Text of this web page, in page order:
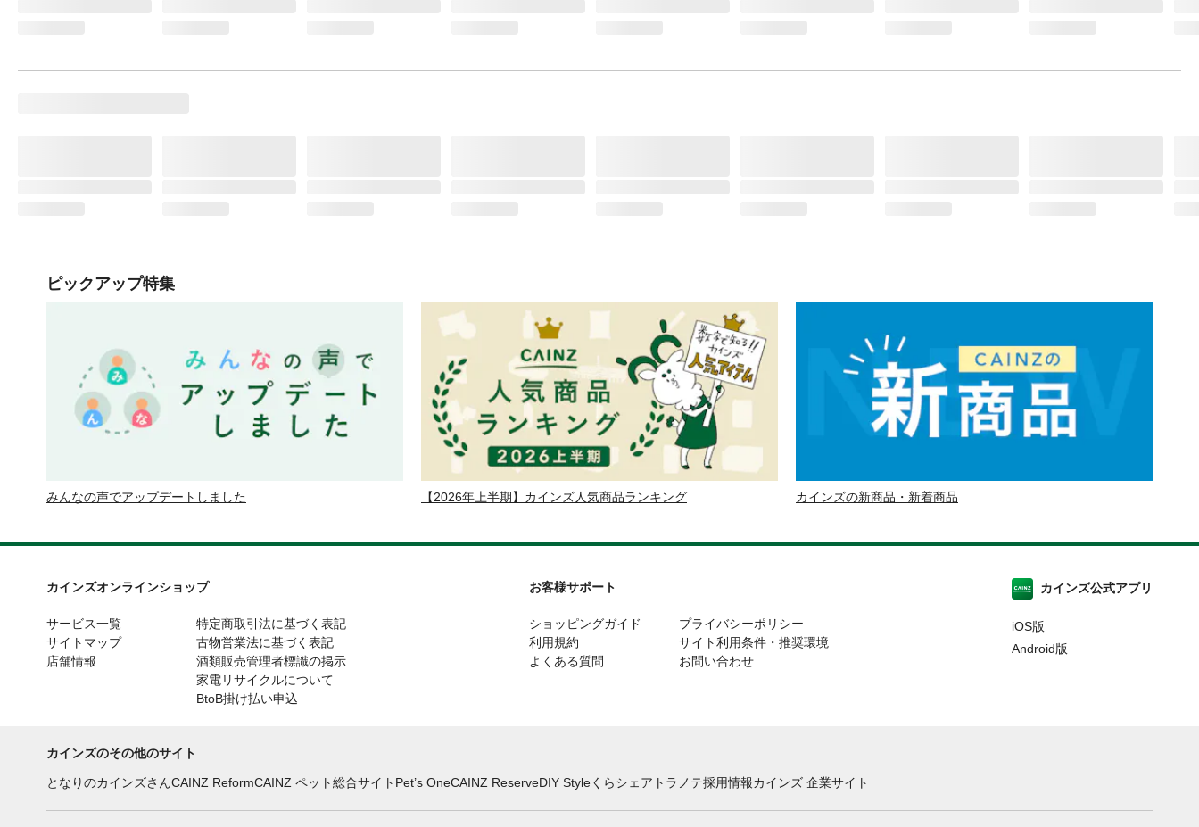
ピックアップ特集
みんなの声でアップデートしました 【2026年上半期】カインズ人気商品ランキング カインズの新商品・新着商品
カインズオンラインショップ
サービス一覧
サイトマップ
店舗情報
特定商取引法に基づく表記
古物営業法に基づく表記
酒類販売管理者標識の掲示
家電リサイクルについて
BtoB掛け払い申込
お客様サポート
ショッピングガイド
利用規約
よくある質問
プライバシーポリシー
サイト利用条件・推奨環境
お問い合わせ
カインズ公式アプリ
iOS版
Android版
カインズのその他のサイト
となりのカインズさんCAINZ ReformCAINZ ペット総合サイト Pet’s OneCAINZ ReserveDIY Styleくらシェア トラノテ採用情報カインズ 企業サイト